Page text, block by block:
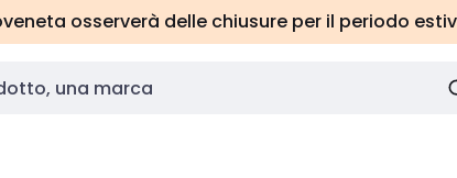
osserverà delle chiusure per il periodo